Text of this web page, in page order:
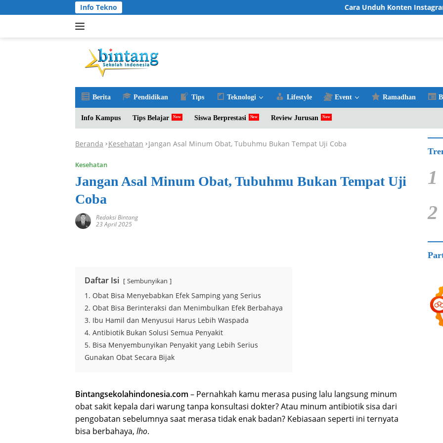
ke
Info Tekno Cara Unduh Konten Instagram
Berita Pendidikan Tips Teknologi Lifestyle Event Ramadhan
Info Kampus Tips Belajar Siswa Berprestasi Review Jurusan
Beranda -Kesehatan -Jangan Asal Minum Obat, Tubuhmu Bukan Tempat Uji Coba
Kesehatan
Jangan Asal Minum Obat, Tubuhmu Bukan Tempat Uji
Coba
Redaksi Bintang
23 April 2025
Daftar Isi Sembunyikan
1. Obat Bisa Menyebabkan Efek Samping yang Serius
2. Obat Bisa Berinteraksi dan Menimbulkan Efek Berbahaya
3. Ibu Hamil dan Menyusui Harus Lebih Waspada
4. Antibiotik Bukan Solusi Semua Penyakit
5. Bisa Menyembunyikan Penyakit yang Lebih Serius
Gunakan Obat Secara Bijak
Bintangsekolahindonesia.com – Pernahkah kamu merasa pusing lalu langsung minum
obat sakit kepala dari warung tanpa konsultasi dokter? Atau minum antibiotik sisa dari
pengobatan sebelumnya saat merasa tidak enak badan? Kebiasaan seperti ini ternyata
bisa berbahaya, lho.
1
2